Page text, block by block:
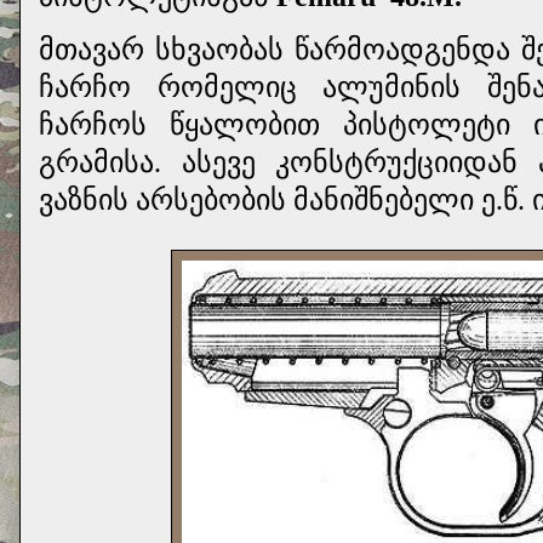
მთავარ სხვაობას წარმოადგენდა
ჩარჩო რომელიც ალუმინის
ჩარჩოს წყალობით პისტოლეტი
გრამისა. ასევე
ვაზნის არსებობის მანიშნებელი